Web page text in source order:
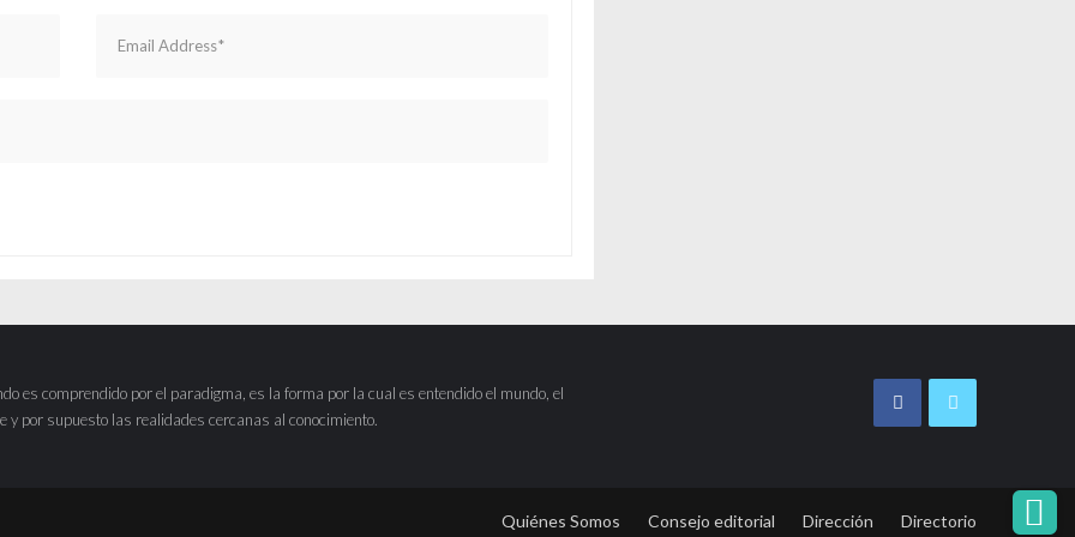
es comprendido por el paradigma, es la forma por la cual es entendido el mundo, el
y por supuesto las realidades cercanas al conocimiento.
Quiénes Somos Consejo editorial Dirección Directorio